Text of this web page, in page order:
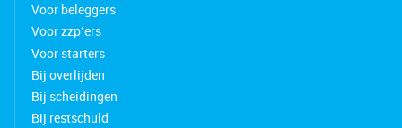
Voor beleggers
Voor zzp’ers
Voor starters
Bij overlijden
Bij scheidingen
Bij restschuld